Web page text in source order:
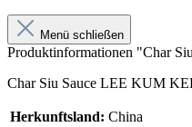
Menü schließen
Produktinformationen "Char
Char Siu Sauce LEE KUM
Herkunftsland: China